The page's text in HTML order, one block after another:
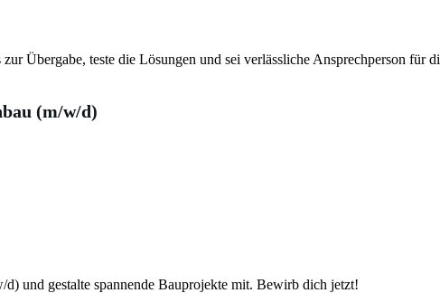
Übergabe, teste die Lösungen und sei verlässliche Ansprechperson für
(m/w/d)
und gestalte spannende Bauprojekte mit. Bewirb dich jetzt!